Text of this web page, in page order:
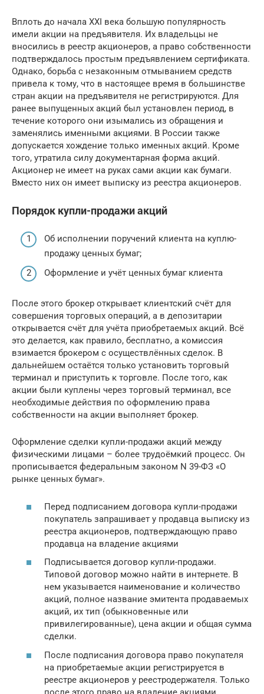
Вплоть до начала XXI века большую популярность
имели акции на предъявителя. Их владельцы не
вносились в реестр акционеров, а право собственности
подтверждалось простым предъявлением сертификата.
Однако, борьба с незаконным отмыванием средств
привела к тому, что в настоящее время в большинстве
стран акции на предъявителя не регистрируются. Для
ранее выпущенных акций был установлен период, в
течение которого они изымались из обращения и
заменялись именными акциями. В России также
допускается хождение только именных акций. Кроме
того, утратила силу документарная форма акций.
Акционер не имеет на руках сами акции как бумаги.
Вместо них он имеет выписку из реестра акционеров.
Порядок купли-продажи акций
Об исполнении поручений клиента на куплю-
продажу ценных бумаг;
Оформление и учёт ценных бумаг клиента
После этого брокер открывает клиентский счёт для
совершения торговых операций, а в депозитарии
открывается счёт для учёта приобретаемых акций. Всё
это делается, как правило, бесплатно, а комиссия
взимается брокером с осуществлённых сделок. В
дальнейшем остаётся только установить торговый
терминал и приступить к торговле. После того, как
акции были куплены через торговый терминал, все
необходимые действия по оформлению права
собственности на акции выполняет брокер.
Оформление сделки купли-продажи акций между
физическими лицами – более трудоёмкий процесс. Он
прописывается федеральным законом N 39-ФЗ «О
рынке ценных бумаг».
Перед подписанием договора купли-продажи
покупатель запрашивает у продавца выписку из
реестра акционеров, подтверждающую право
продавца на владение акциями
Подписывается договор купли-продажи.
Типовой договор можно найти в интернете. В
нем указывается наименование и количество
акций, полное название эмитента продаваемых
акций, их тип (обыкновенные или
привилегированные), цена акции и общая сумма
сделки.
После подписания договора право покупателя
на приобретаемые акции регистрируется в
реестре акционеров у реестродержателя. Только